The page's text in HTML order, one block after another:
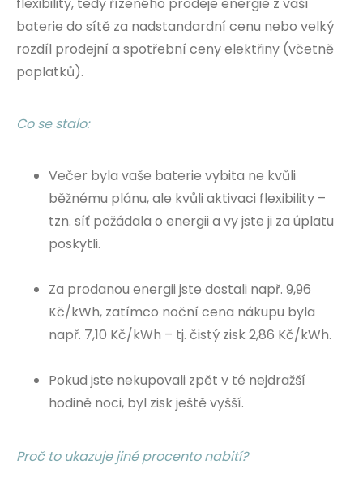
baterie do sítě za nadstandardní cenu nebo velký
rozdíl prodejní a spotřební ceny elektřiny (včetně
poplatků).
Co se stalo:
Večer byla vaše baterie vybita ne kvůli
běžnému plánu, ale kvůli aktivaci flexibility –
tzn. síť požádala o energii a vy jste ji za úplatu
poskytli.
Za prodanou energii jste dostali např. 9,96
Kč/kWh, zatímco noční cena nákupu byla
např. 7,10 Kč/kWh – tj. čistý zisk 2,86 Kč/kWh.
Pokud jste nekupovali zpět v té nejdražší
hodině noci, byl zisk ještě vyšší.
Proč to ukazuje jiné procento nabití?